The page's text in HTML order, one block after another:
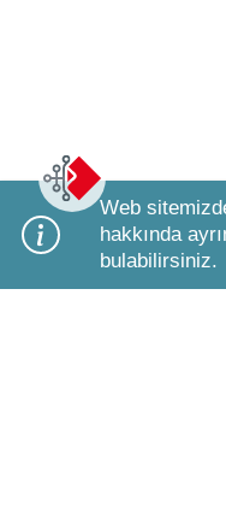
Bottom Search
Web
hakkında
bulabilirsiniz.